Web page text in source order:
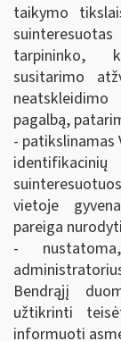
taikymo
tarpininko,
susitarimo
pagalbą,
- patikslinamas
vietoje
pareiga
-
Bendrąjį
užtikrinti
informuoti